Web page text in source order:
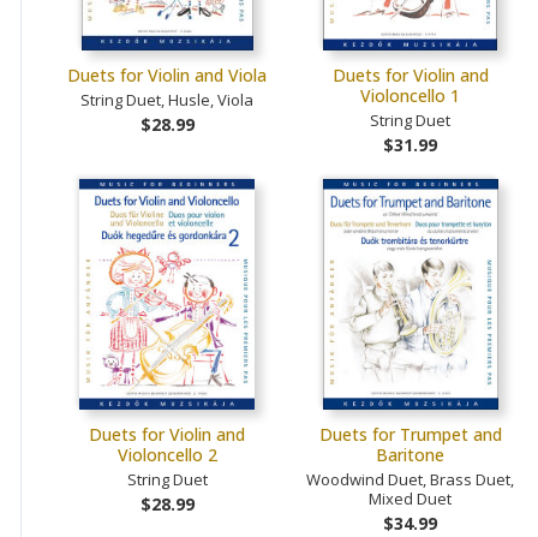
Duets for Violin and Viola
String Duet, Husle, Viola
$28.99
Duets for Violin and
Violoncello 1
String Duet
$31.99
Duets for Violin and
Violoncello 2
String Duet
$28.99
Duets for Trumpet and
Baritone
Woodwind Duet, Brass Duet,
Mixed Duet
$34.99